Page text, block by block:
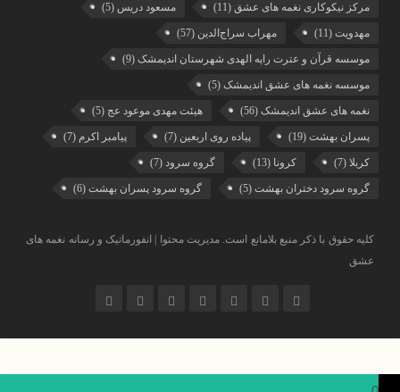
مرکز نیکوکاری نغمه های عشق (11) مسعود دریس (5)
مهدویت (11) مهراب سراج‌الدین (57)
موسسه قرآن و عترت رایه الهدی شهرستان اندیمشک (9)
موسسه نغمه های عشق اندیمشک (5)
نغمه های عشق اندیمشک (56) هیئت مهدی موعود عج (5)
پسران بهشت (19) پیاده روی اربعین (7) پیامبر اکرم (7)
کربلا (7) کرونا (13) گروه سرود (7)
گروه سرود دختران بهشت (5) گروه سرود پسران بهشت (6)
کلیه حقوق با ذکر منبع بلامانع است. مدیریت محتوا | انفورماتیک و رسانه نغمه های
عشق